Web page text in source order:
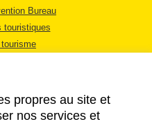
Bureau
touristiques
propres au site et
nos services et